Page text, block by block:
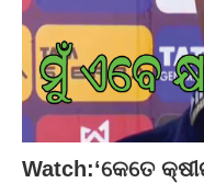
Watch:‘କେତେ